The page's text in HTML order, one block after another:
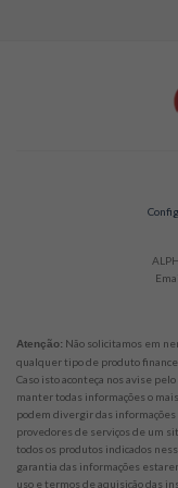
Atenção: Não solicitamos em
qualquer tipo de produto
Caso isto aconteça nos avise
manter todas informações o
podem divergir das
provedores de serviços de um
todos os produtos indicados
garantia das informações
uso e termos de aquisição das